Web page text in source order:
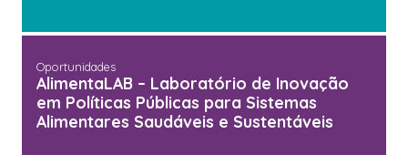
Oportunidades
AlimentaLAB – Laboratório de Inovação
em Políticas Públicas para Sistemas
Alimentares Saudáveis e Sustentáveis